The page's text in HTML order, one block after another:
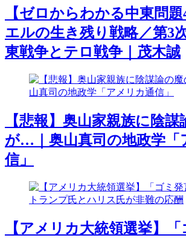
【ゼロからわかる中東問
エルの生き残り戦略／第3
東戦争とテロ戦争｜茂木誠
【悲報】奥山家親族に陰
が…｜奥山真司の地政学「
信」
【アメリカ大統領選挙】「